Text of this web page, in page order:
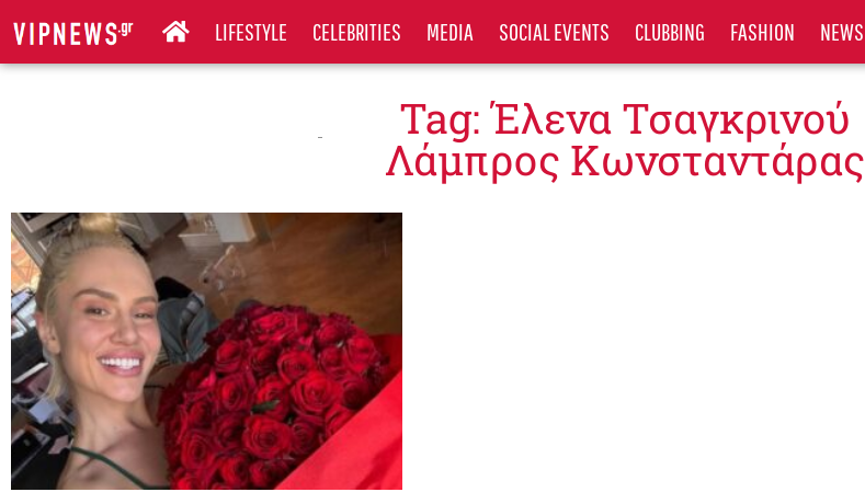
LIFESTYLE CELEBRITIES MEDIA SOCIAL EVENTS CLUBBING FASHION NEWS
Tag: Έλενα Τσαγκρινού
Λάμπρος Κωνσταντάρας